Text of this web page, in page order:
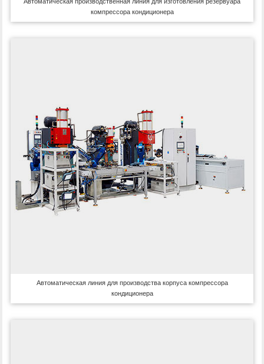
компрессора кондиционера
Автоматическая линия для производства корпуса компрессора
кондиционера